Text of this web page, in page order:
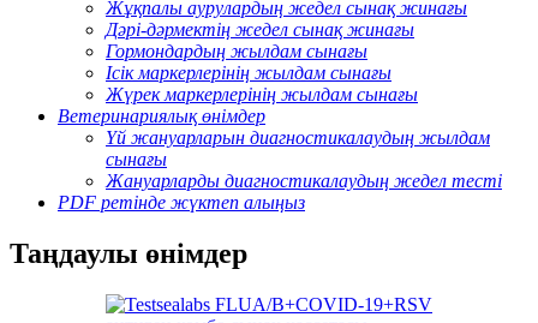
Жұқпалы аурулардың жедел сынақ жинағы
Дәрі-дәрмектің жедел сынақ жинағы
Гормондардың жылдам сынағы
Ісік маркерлерінің жылдам сынағы
Жүрек маркерлерінің жылдам сынағы
Ветеринариялық өнімдер
Үй жануарларын диагностикалаудың жылдам
сынағы
Жануарларды диагностикалаудың жедел тесті
PDF ретінде жүктеп алыңыз
Таңдаулы өнімдер